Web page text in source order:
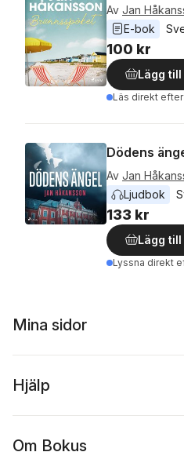
Av Jan
E-bok
100 kr
Lägg till
Läs direkt
Dödens
Av Jan
Ljudbok
133 kr
Lägg till
Lyssna direkt
Mina sidor
Hjälp
Om Bokus